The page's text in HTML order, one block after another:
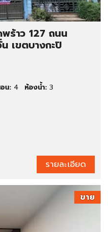
ร้าว 127 ถนน
เขตบางกะปิ
น: 4 ห้องน้ำ: 3
รายละเอียด
ขาย